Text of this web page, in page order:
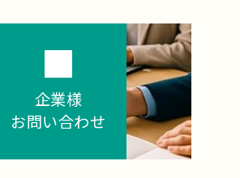
企業様
お問い合わせ